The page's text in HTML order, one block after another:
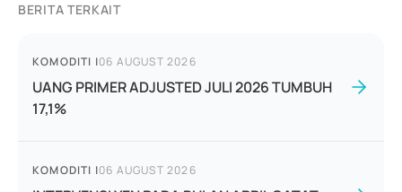
BERITA TERKAIT
KOMODITI |06 AUGUST 2026
UANG PRIMER ADJUSTED JULI 2026 TUMBUH
17,1%
KOMODITI |06 AUGUST 2026